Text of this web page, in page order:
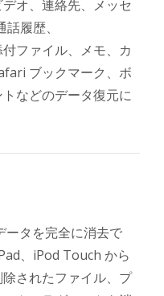
オ、連絡先、メッセ
履歴、
ファイル、メモ、カ
ブックマーク、ボ
などのデータ復元に
ータを完全に消去で
、iPod Touch から
されたファイル、プ